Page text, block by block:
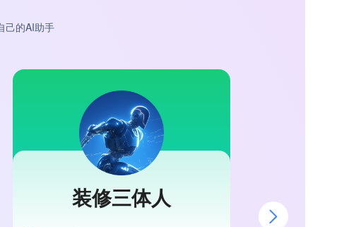
己的AI助手
装修三体人